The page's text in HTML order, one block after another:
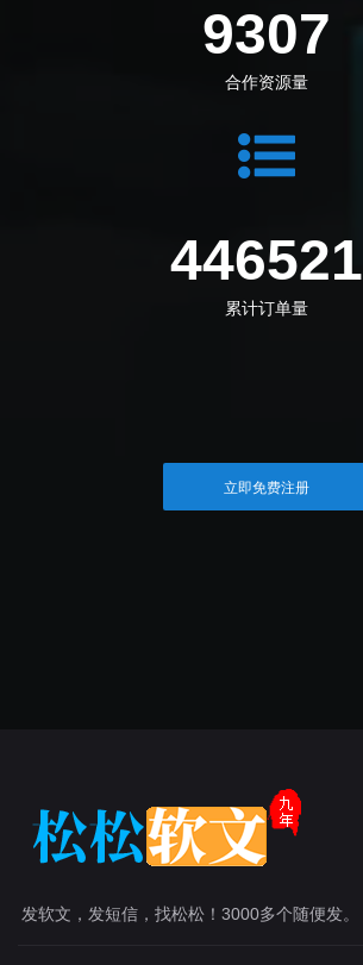
10023
合作资源量
480869
累计订单量
立即免费注册
发软文，发短信，找松松！3000多个随便发。